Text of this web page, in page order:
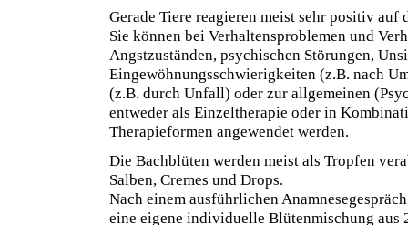
Gerade Tiere reagieren meist sehr positiv auf
Sie können bei Verhaltensproblemen und
Angstzuständen, psychischen Störungen,
Eingewöhnungsschwierigkeiten (z.B. nach
(z.B. durch Unfall) oder zur allgemeinen
entweder als Einzeltherapie oder in
Therapieformen angewendet werden.
Die Bachblüten werden meist als Tropfen
Salben, Cremes und Drops.
Nach einem ausführlichen
eine eigene individuelle Blütenmischung aus